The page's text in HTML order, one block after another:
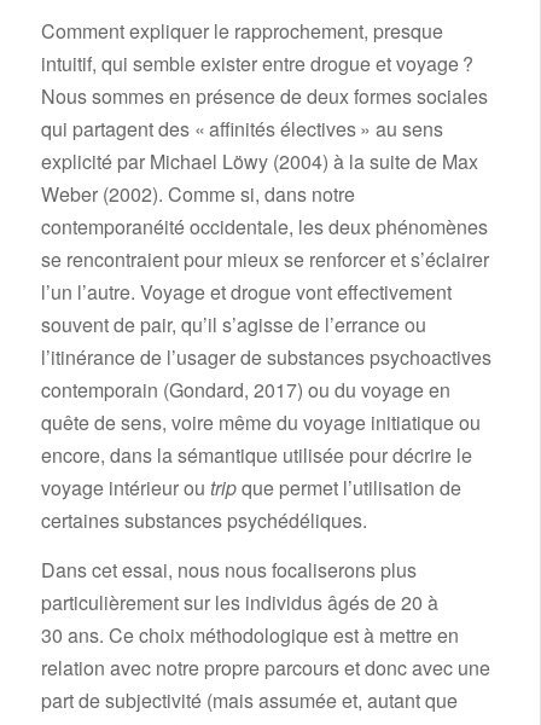
Comment expliquer le rapprochement, presque
intuitif, qui semble exister entre drogue et voyage ?
Nous sommes en présence de deux formes sociales
qui partagent des « affinités électives » au sens
explicité par Michael Löwy (2004) à la suite de Max
Weber (2002). Comme si, dans notre
contemporanéité occidentale, les deux phénomènes
se rencontraient pour mieux se renforcer et s’éclairer
l’un l’autre. Voyage et drogue vont effectivement
souvent de pair, qu’il s’agisse de l’errance ou
l’itinérance de l’usager de substances psychoactives
contemporain (Gondard, 2017) ou du voyage en
quête de sens, voire même du voyage initiatique ou
encore, dans la sémantique utilisée pour décrire le
voyage intérieur ou tripque permet l’utilisation de
certaines substances psychédéliques.
Dans cet essai, nous nous focaliserons plus
particulièrement sur les individus âgés de 20 à
30 ans. Ce choix méthodologique est à mettre en
relation avec notre propre parcours et donc avec une
part de subjectivité (mais assumée et, autant que